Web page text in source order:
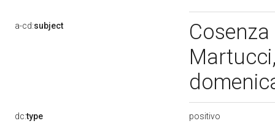
a-cd:subject
dc:type positivo